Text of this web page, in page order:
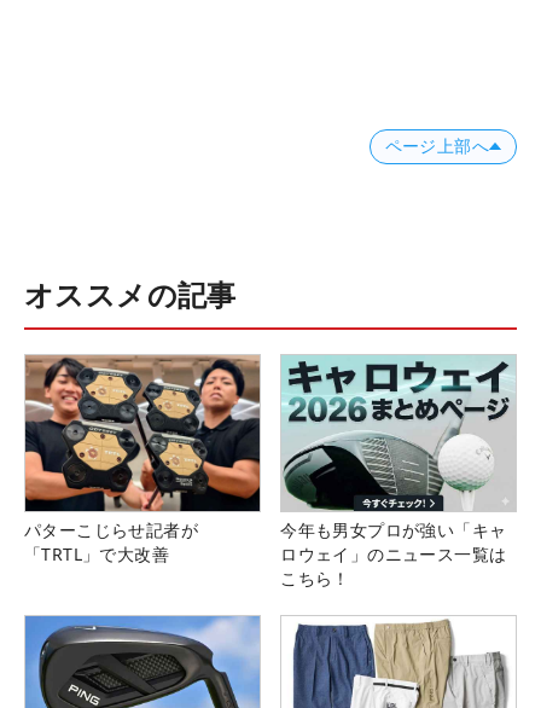
ページ上部へ
オススメの記事
パターこじらせ記者が
「TRTL」で大改善
今年も男女プロが強い「キャ
ロウェイ」のニュース一覧は
こちら！